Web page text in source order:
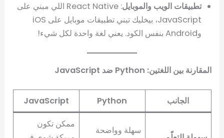
تطبيقات الويب والموبايل
: React Native اللي مبني على
JavaScript، بيخليك تبني تطبيقات موبايل على iOS
وAndroid بنفس الكود. يعني لغة واحدة لكل شيء!
المقارنة بين اللغتين: Python ضد JavaScript
الجانب Python
JavaScript
سهلة وواضحة
ممكن تكون